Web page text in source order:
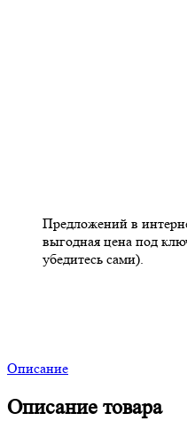
Предложений в
выгодная цена под
убедитесь сами).
Описание
Описание товара